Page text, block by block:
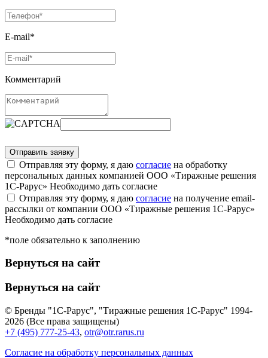
E-mail*
Комментарий
Отправляя эту форму, я даю согласие на обработку
персональных данных компанией ООО «Тиражные решения
1С-Рарус» Необходимо дать согласие
Отправляя эту форму, я даю согласие на получение email-
рассылки от компании ООО «Тиражные решения 1С-Рарус»
Необходимо дать согласие
*поле обязательно к заполнению
Вернуться на сайт
Вернуться на сайт
© Бренды "1С-Рарус", "Тиражные решения 1С-Рарус" 1994-
2026 (Все права защищены)
+7 (495) 777-25-43, otr@otr.rarus.ru
Согласие на обработку персональных данных